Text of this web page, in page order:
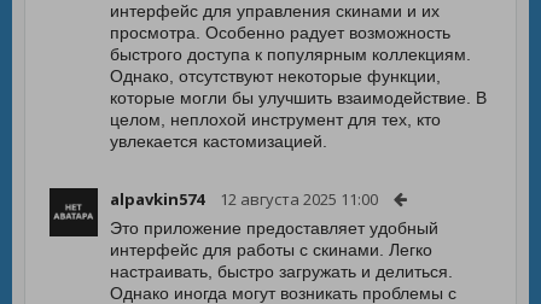
интерфейс для управления скинами и их
просмотра. Особенно радует возможность
быстрого доступа к популярным коллекциям.
Однако, отсутствуют некоторые функции,
которые могли бы улучшить взаимодействие. В
целом, неплохой инструмент для тех, кто
увлекается кастомизацией.
alpavkin574 12 августа 2025 11:00
Это приложение предоставляет удобный
интерфейс для работы с скинами. Легко
настраивать, быстро загружать и делиться.
Однако иногда могут возникать проблемы с